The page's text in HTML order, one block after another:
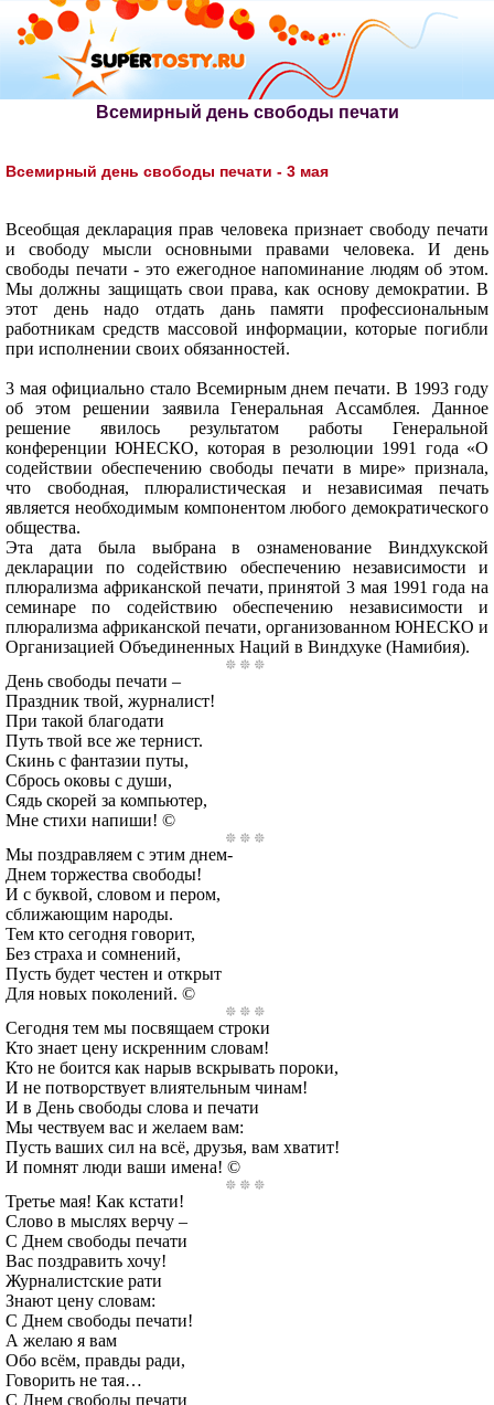
Всемирный день свободы печати
Всемирный день свободы печати - 3 мая
Всеобщая декларация прав человека признает свободу печати
и свободу мысли основными правами человека. И день
свободы печати - это ежегодное напоминание людям об этом.
Мы должны защищать свои права, как основу демократии. В
этот день надо отдать дань памяти профессиональным
работникам средств массовой информации, которые погибли
при исполнении своих обязанностей.
3 мая официально стало Всемирным днем печати. В 1993 году
об этом решении заявила Генеральная Ассамблея. Данное
решение явилось результатом работы Генеральной
конференции ЮНЕСКО, которая в резолюции 1991 года «О
содействии обеспечению свободы печати в мире» признала,
что свободная, плюралистическая и независимая печать
является необходимым компонентом любого демократического
общества.
Эта дата была выбрана в ознаменование Виндхукской
декларации по содействию обеспечению независимости и
плюрализма африканской печати, принятой 3 мая 1991 года на
семинаре по содействию обеспечению независимости и
плюрализма африканской печати, организованном ЮНЕСКО и
Организацией Объединенных Наций в Виндхуке (Намибия).
День свободы печати –
Праздник твой, журналист!
При такой благодати
Путь твой все же тернист.
Скинь с фантазии путы,
Сбрось оковы с души,
Сядь скорей за компьютер,
Мне стихи напиши! ©
Мы поздравляем с этим днем-
Днем торжества свободы!
И с буквой, словом и пером,
сближающим народы.
Тем кто сегодня говорит,
Без страха и сомнений,
Пусть будет честен и открыт
Для новых поколений. ©
Сегодня тем мы посвящаем строки
Кто знает цену искренним словам!
Кто не боится как нарыв вскрывать пороки,
И не потворствует влиятельным чинам!
И в День свободы слова и печати
Мы чествуем вас и желаем вам:
Пусть ваших сил на всё, друзья, вам хватит!
И помнят люди ваши имена! ©
Третье мая! Как кстати!
Слово в мыслях верчу –
С Днем свободы печати
Вас поздравить хочу!
Журналистские рати
Знают цену словам:
С Днем свободы печати!
А желаю я вам
Обо всём, правды ради,
Говорить не тая…
С Днем свободы печати